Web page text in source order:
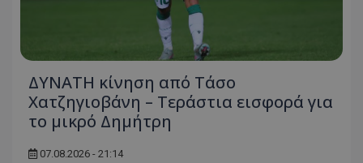
ΔΥΝΑΤΗ κίνηση από Τάσο
Χατζηγιοβάνη – Τεράστια εισφορά για
το μικρό Δημήτρη
07.08.2026 - 21:14